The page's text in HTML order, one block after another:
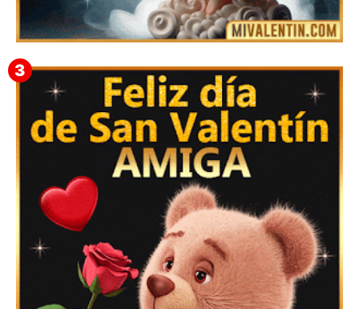
Feliz San Valentín Eudocia